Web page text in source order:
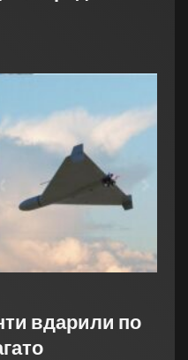
вдарили по